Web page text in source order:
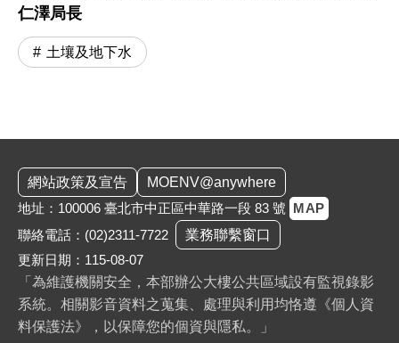
仁澤局長
土壤及地下水
網站政策及宣告
MOENV@anywhere
地址：100006 臺北市中正區中華路一段 83 號 MAP
聯絡電話： (02)2311-7722
業務聯繫窗口
更新日期：115-08-07
「為維護機關安全，本部辦公大樓公共區域設有監視錄影
系統。相關影音資料之蒐集、處理與利用均恪遵《個人資
料保護法》，以保障您的個資與隱私。」